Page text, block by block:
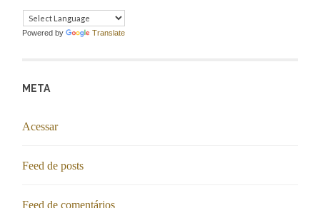
Powered by Translate
META
Acessar
Feed de posts
Feed de comentários